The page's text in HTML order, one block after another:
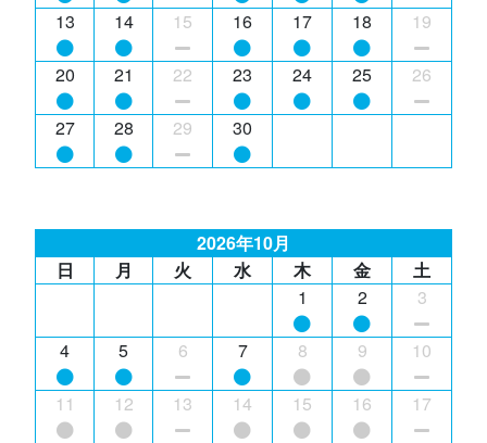
13 14 15 16 17 18 19
20 21 22 23 24 25 26
27 28 29 30
2026年10月
日
月 火 水 木 金
土
1
2 3
4 5 6 7 8 9 10
11 12 13 14 15 16 17